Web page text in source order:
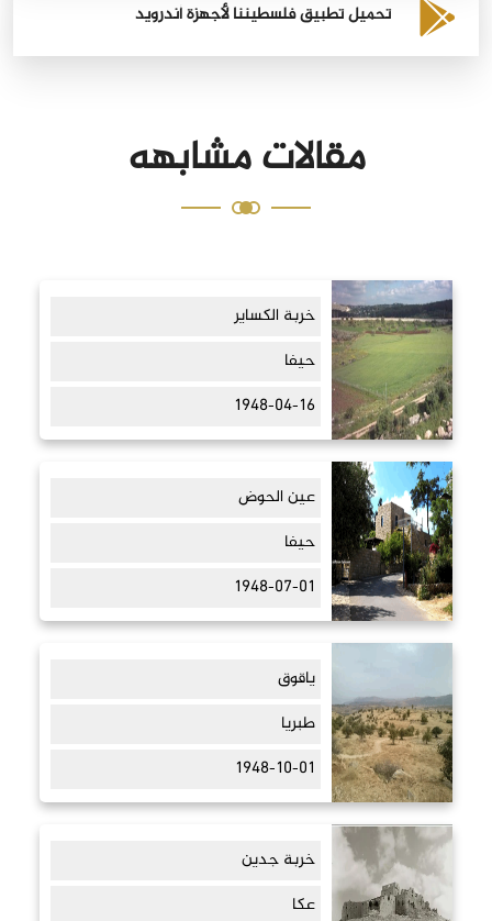
تحميل تطبيق فلسطيننا لأجهزة أندرويد
مقالات مشابهه
خربة الكساير
حيفا
1948-04-16
عين الحوض
حيفا
1948-07-01
ياقوق
طبريا
1948-10-01
خربة جدين
عكا